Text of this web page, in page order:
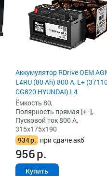
Аккумулятор RDrive OEM
L4RU (80 Ah) 800 А, L+
CG820 HYUNDAI) L4
Ёмкость 80,
Полярность прямая [+ -],
Пусковой ток 800 А,
315x175x190
934р. при сдаче акб
956р.
Купить